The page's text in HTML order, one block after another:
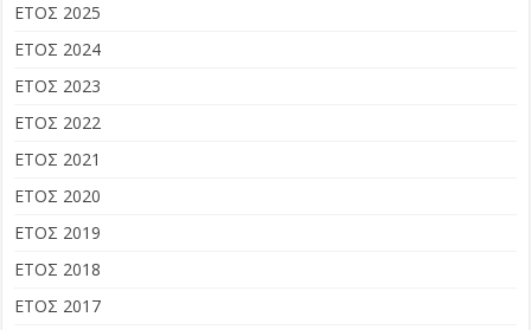
ΕΤΟΣ 2025
ΕΤΟΣ 2024
ΕΤΟΣ 2023
ΕΤΟΣ 2022
ΕΤΟΣ 2021
ΕΤΟΣ 2020
ΕΤΟΣ 2019
ΕΤΟΣ 2018
ΕΤΟΣ 2017